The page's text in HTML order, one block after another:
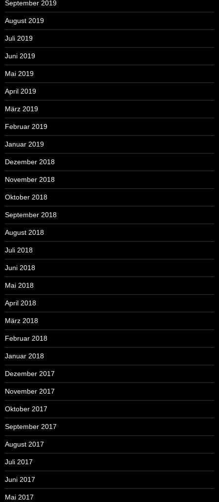
September 2019
August 2019
Juli 2019
Juni 2019
Mai 2019
April 2019
März 2019
Februar 2019
Januar 2019
Dezember 2018
November 2018
Oktober 2018
September 2018
August 2018
Juli 2018
Juni 2018
Mai 2018
April 2018
März 2018
Februar 2018
Januar 2018
Dezember 2017
November 2017
Oktober 2017
September 2017
August 2017
Juli 2017
Juni 2017
Mai 2017